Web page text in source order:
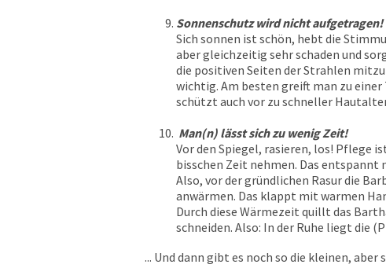
Sonnenschutz wird nicht aufgetragen!
Sich sonnen ist schön, hebt die
aber gleichzeitig sehr schaden und
die positiven Seiten der Strahlen
wichtig. Am besten greift man zu
schützt auch vor zu schneller
Man(n) lässt sich zu wenig Zeit!
Vor den Spiegel, rasieren, los! Pflege
bisschen Zeit nehmen. Das entspannt
Also, vor der gründlichen Rasur die
anwärmen. Das klappt mit warmen
Durch diese Wärmezeit quillt das
schneiden. Also: In der Ruhe liegt die
... Und dann gibt es noch so die kleinen,